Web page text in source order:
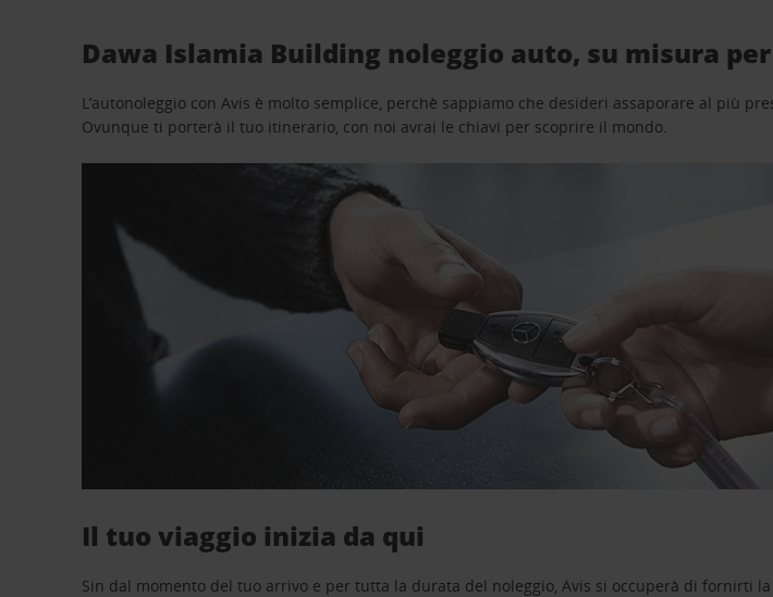
Dawa Islamia Building noleggio auto, su misura
L’autonoleggio con Avis è molto semplice, perchè sappiamo che desideri assaporare al più
Ovunque ti porterà il tuo itinerario, con noi avrai le chiavi per scoprire il mondo.
Il tuo viaggio inizia da qui
Sin dal momento del tuo arrivo e per tutta la durata del noleggio, Avis si occuperà di fornirti